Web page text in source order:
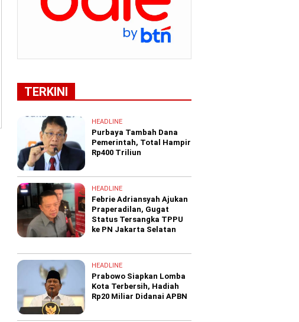
TERKINI
HEADLINE
Purbaya Tambah Dana
Pemerintah, Total Hampir
Rp400 Triliun
HEADLINE
Febrie Adriansyah Ajukan
Praperadilan, Gugat
Status Tersangka TPPU
ke PN Jakarta Selatan
HEADLINE
Prabowo Siapkan Lomba
Kota Terbersih, Hadiah
Rp20 Miliar Didanai APBN